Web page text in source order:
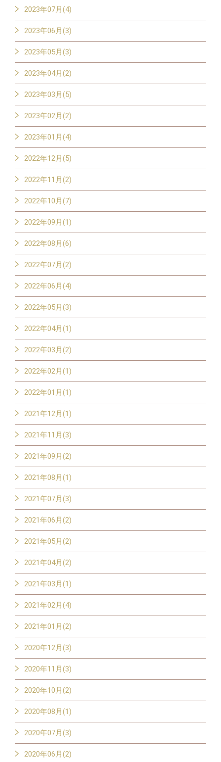
2023年07月(4)
2023年06月(3)
2023年05月(3)
2023年04月(2)
2023年03月(5)
2023年02月(2)
2023年01月(4)
2022年12月(5)
2022年11月(2)
2022年10月(7)
2022年09月(1)
2022年08月(6)
2022年07月(2)
2022年06月(4)
2022年05月(3)
2022年04月(1)
2022年03月(2)
2022年02月(1)
2022年01月(1)
2021年12月(1)
2021年11月(3)
2021年09月(2)
2021年08月(1)
2021年07月(3)
2021年06月(2)
2021年05月(2)
2021年04月(2)
2021年03月(1)
2021年02月(4)
2021年01月(2)
2020年12月(3)
2020年11月(3)
2020年10月(2)
2020年08月(1)
2020年07月(3)
2020年06月(2)